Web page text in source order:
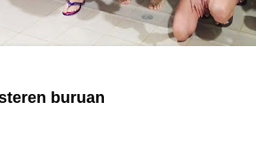
buruan